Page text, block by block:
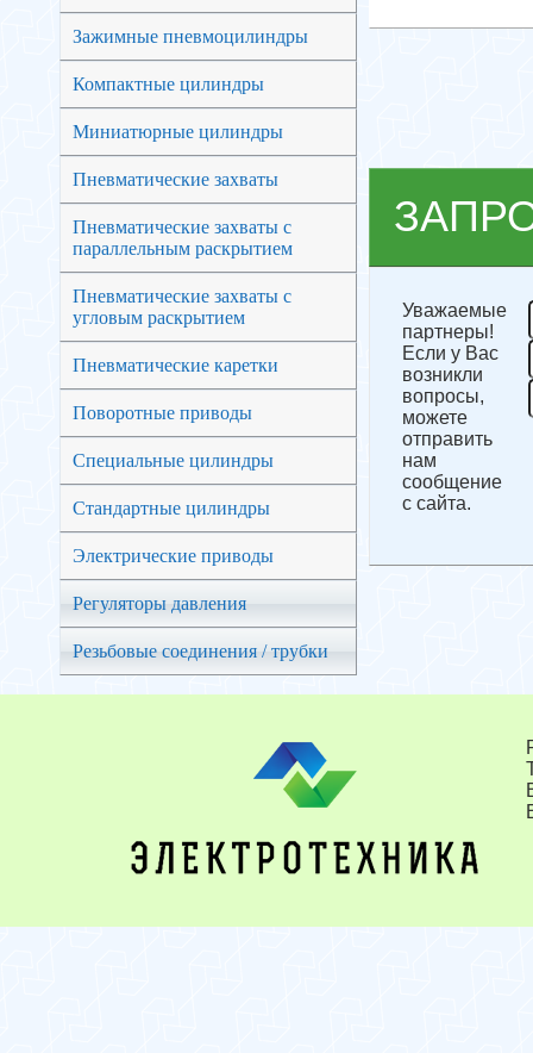
Зажимные пневмоцилиндры
Компактные цилиндры
Миниатюрные цилиндры
Пневматические захваты
Пневматические захваты с
параллельным раскрытием
Пневматические захваты с
угловым раскрытием
Пневматические каретки
Поворотные приводы
Специальные цилиндры
Стандартные цилиндры
Электрические приводы
Регуляторы давления
Резьбовые соединения / трубки
Уважаемые
партнеры!
Если у Вас
возникли
вопросы,
можете
отправить
нам
сообщение
с сайта.